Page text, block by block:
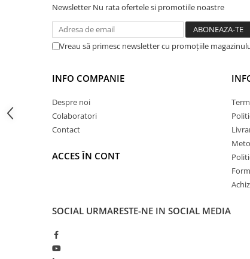
Hidrofobizare și Tratamente
Tencuieli și Betoane
Pardoseli și Nivelare Suport
Nivelare Grosieră
Nivelare în Strat Subțire
Rașini Reparații Fisuri Șapă
Amorse și Promotori de Aderență
Profile Tencuieli și Glet
Profile Tencuieli
Newsletter Nu rata ofertele si promotiile noastre
Vreau să primesc newsletter cu promoțiile
INFO COMPANIE
Despre noi
Colaboratori
Contact
ACCES ÎN CONT
SOCIAL URMARESTE-NE IN SOCIAL MEDIA